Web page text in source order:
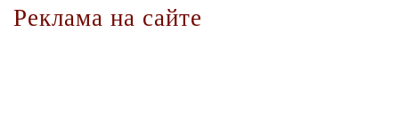
Реклама на сайте